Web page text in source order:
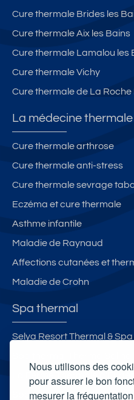
Nous utilisons des
pour assurer le bon
mesurer la
Cure thermale Brides les
Cure thermale Aix les Bains
Cure thermale Lamalou les
Cure thermale Vichy
Cure thermale de La Roche
La médecine thermale
Cure thermale arthrose
Cure thermale anti-stress
Cure thermale sevrage
Eczéma et cure thermale
Asthme infantile
Maladie de Raynaud
Affections cutanées et
Maladie de Crohn
Spa thermal
Selya Resort Thermal & Spa
Spa thermal de Saint-